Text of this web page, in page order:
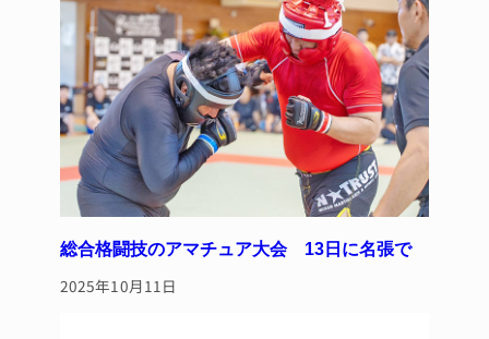
総合格闘技のアマチュア大会 13日に名張で
2025年10月11日